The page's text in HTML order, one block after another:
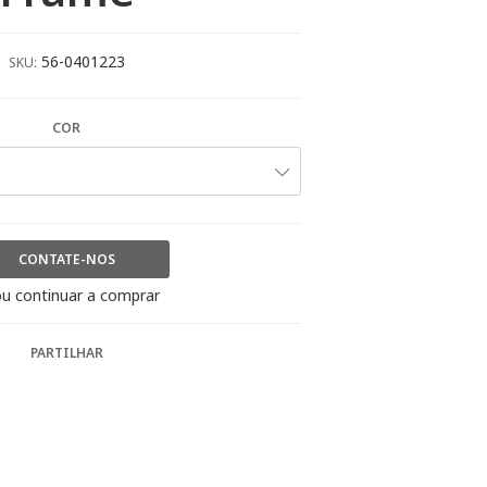
SKU: 56-0401223
COR
CONTATE-NOS
continuar a comprar
PARTILHAR